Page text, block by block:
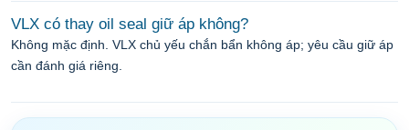
VLX có thay oil seal giữ áp không?
Không mặc định. VLX chủ yếu chắn bẩn không áp; yêu cầu giữ áp
cần đánh giá riêng.